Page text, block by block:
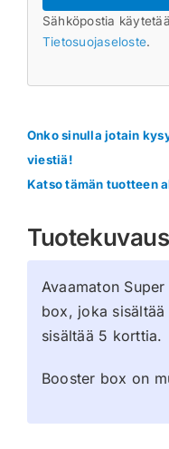
Sähköpostia
Tietosuojaseloste.
Onko sinulla jotain
viestiä!
Katso tämän tuotteen
Tuotekuvaus
Avaamaton
box, joka
sisältää 5 korttia.
Booster box on